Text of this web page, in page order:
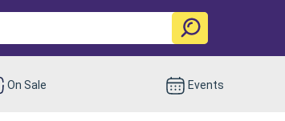
On Sale Events